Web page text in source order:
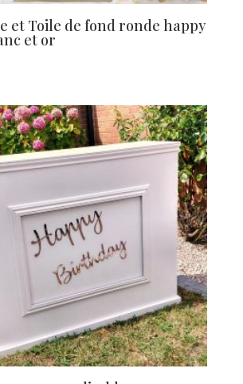
et Toile de fond ronde happy
et or